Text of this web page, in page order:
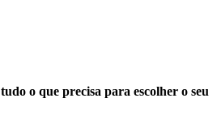
tudo o que precisa para escolher o seu